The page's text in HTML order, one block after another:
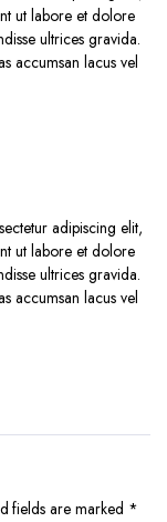
ut labore et dolore
ultrices gravida.
accumsan lacus vel
adipiscing elit,
ut labore et dolore
ultrices gravida.
accumsan lacus vel
fields are marked *